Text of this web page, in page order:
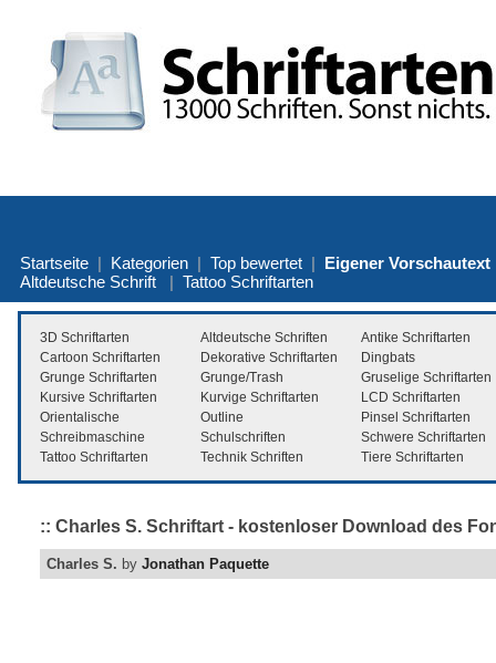
Startseite | Kategorien | Top bewertet | Eigener Vorschautext
Altdeutsche Schrift | Tattoo Schriftarten
3D Schriftarten Altdeutsche Schriften
Antike Schriftarten
Cartoon Schriftarten
Dekorative Schriftarten
Dingbats
Grunge Schriftarten
Grunge/Trash
Gruselige Schriftarten
Kursive Schriftarten
Kurvige Schriftarten
LCD Schriftarten
Orientalische
Outline
Pinsel Schriftarten
Schreibmaschine
Schulschriften
Schwere Schriftarten
Tattoo Schriftarten
Technik Schriften Tiere Schriftarten
:: Charles S. Schriftart - kostenloser Download des
Charles S. by Jonathan Paquette